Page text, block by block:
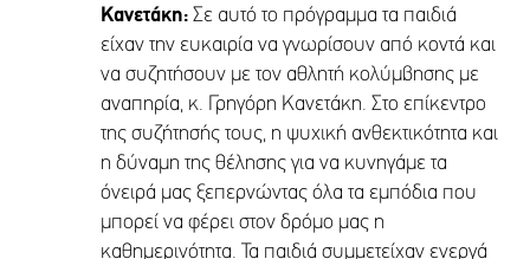
Κανετάκη: Σε αυτό το πρόγραμμα τα παιδιά
είχαν την ευκαιρία να γνωρίσουν από κοντά και
να συζητήσουν με τον αθλητή κολύμβησης με
αναπηρία, κ. Γρηγόρη Κανετάκη. Στο επίκεντρο
της συζήτησής τους, η ψυχική ανθεκτικότητα και
η δύναμη της θέλησης για να κυνηγάμε τα
όνειρά μας ξεπερνώντας όλα τα εμπόδια που
μπορεί να φέρει στον δρόμο μας η
καθημερινότητα. Τα παιδιά συμμετείχαν ενεργά